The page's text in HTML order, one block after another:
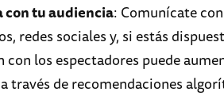
tu audiencia: Comunícate
redes sociales y, si estás
con los espectadores puede
través de recomendaciones